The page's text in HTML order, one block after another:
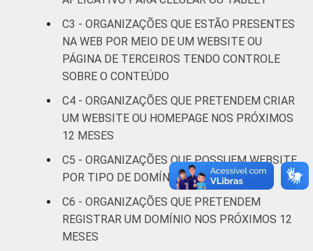
Saúde e
assistência
social
35
meio ambiente
26 73
Fonte: CGI.br/NIC.br, Centro Regional de
Estudos para o Desenvolvimento da
Sociedade da Informação (Cetic.br),
Pesquisa sobre o uso das tecnologias de
informação e comunicação nas organizações
C3 - ORGANIZAÇÕES QUE ESTÃO PRESENTES
NA WEB POR MEIO DE UM WEBSITE OU
PÁGINA DE TERCEIROS TENDO CONTROLE
SOBRE O CONTEÚDO
C4 - ORGANIZAÇÕES QUE PRETENDEM CRIAR
UM WEBSITE OU HOMEPAGE NOS PRÓXIMOS
12 MESES
C5 - ORGANIZAÇÕES QUE POSSUEM WEBSITE,
POR TIPO DE DOMÍNIO
C6 - ORGANIZAÇÕES QUE PRETENDEM
REGISTRAR UM DOMÍNIO NOS PRÓXIMOS 12
MESES